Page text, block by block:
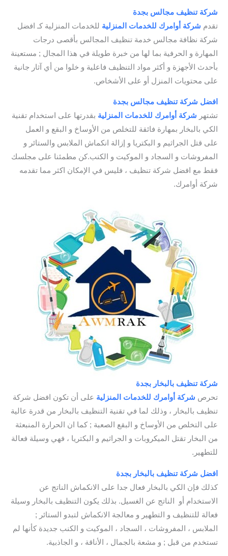
شركة تنظيف مجالس بجدة
تقدم شركة أوامرك للخدمات المنزلية للخدمات المنزلية كـ افضل
شركة نظافة مجالس خدمة تنظيف المجالس بأقصى درجات
المهارة و الحرفية بما لها من خبرة طويلة في هذا المجال ; مستعينة
بأحدث الأجهزة و أكثر مواد التنظيف فاعلية و خلوا من أي آثار جانية
على محتويات المنزل أو على الأشخاص.
افضل شركة تنظيف مجالس بجدة
تشتهر شركة أوامرك للخدمات المنزلية بقدرتها على استخدام تقنية
الكي بالبخار بمهارة فائقة للتخلص من الأوساخ و البقع و العمل
على قتل الجراثيم و البكتريا و إزالة انكماش الملابس والستائر و
المفروشات و السجاد و الموكيت و الكنب.كن مطمئنا على مجلسك
فقط مع افضل شركة تنظيف ، فليس في الإمكان اكثر مما تقدمه
شركة أوامرك.
شركة تنظيف بالبخار بجدة
تحرص شركة أوامرك للخدمات المنزلية على أن تكون افضل شركة
تنظيف بالبخار ، وذلك لما في تقنية التنظيف بالبخار من قدرة عالية
على التخلص من الأوساخ و البقع الصعبة ; كما ان الحرارة المنبعثة
من البخار تقتل الميكروبات و الجراثيم و البكتريا ، فهي وسيلة فعالة
للتطهير.
افضل شركة تنظيف بالبخار بجدة
كذلك فإن الكي بالبخار فعال جدا على الانكماش الناتج عن
الاستخدام أو الناتج عن الغسيل. بذلك يكون التنظيف بالبخار وسيلة
فعالة للتنظيف و التطهير و معالجة الانكماش لتبدو الستائر ;
الملابس ، المفروشات ، السجاد ، الموكيت و الكنب جديدة كأنها لم
تستخدم من قبل ; و مشعة بالجمال ، الأناقة ، و الجاذبية.